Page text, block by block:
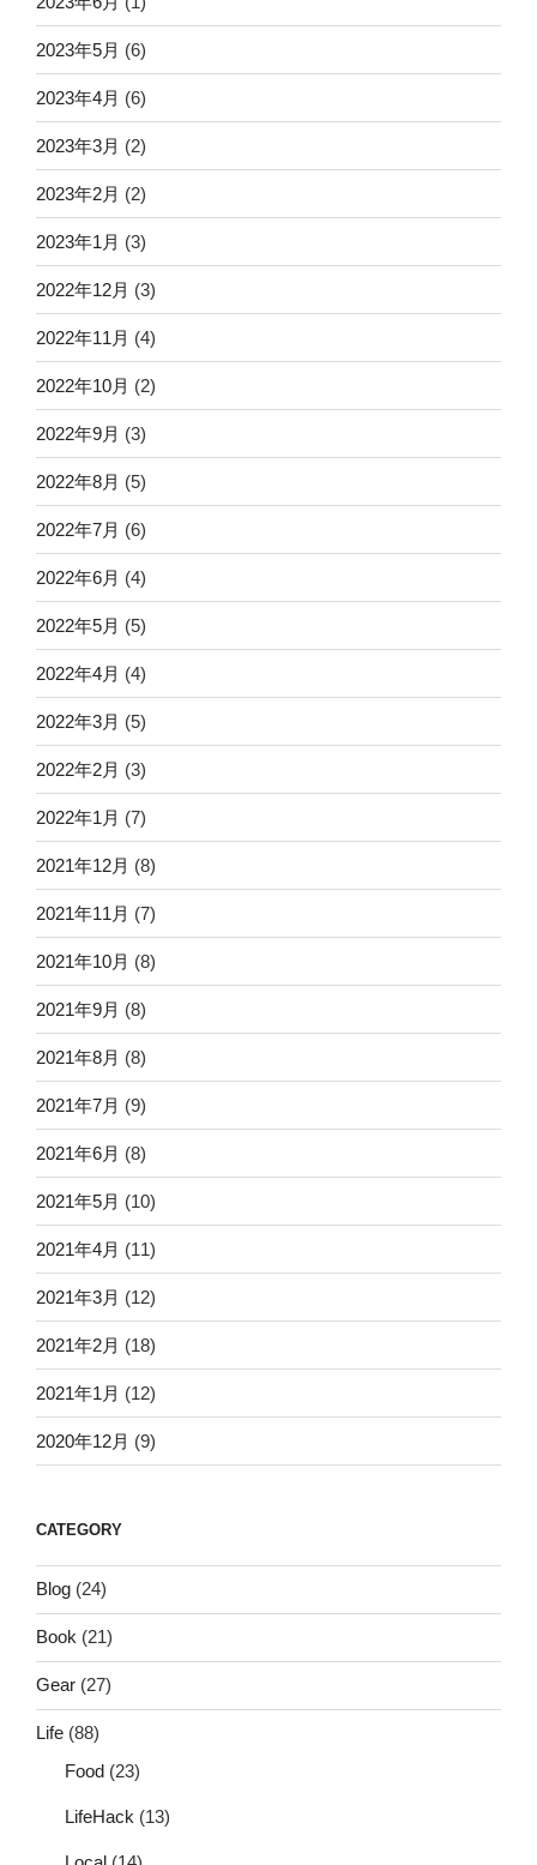
2023年5月 (6)
2023年4月 (6)
2023年3月 (2)
2023年2月 (2)
2023年1月 (3)
2022年12月 (3)
2022年11月 (4)
2022年10月 (2)
2022年9月 (3)
2022年8月 (5)
2022年7月 (6)
2022年6月 (4)
2022年5月 (5)
2022年4月 (4)
2022年3月 (5)
2022年2月 (3)
2022年1月 (7)
2021年12月 (8)
2021年11月 (7)
2021年10月 (8)
2021年9月 (8)
2021年8月 (8)
2021年7月 (9)
2021年6月 (8)
2021年5月 (10)
2021年4月 (11)
2021年3月 (12)
2021年2月 (18)
2021年1月 (12)
2020年12月 (9)
CATEGORY
Blog (24)
Book (21)
Gear (27)
Life (88)
Food (23)
LifeHack (13)